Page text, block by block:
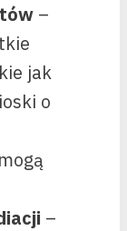
–
jak
o
–